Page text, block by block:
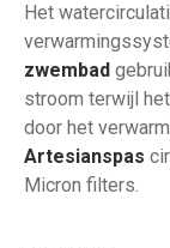
Het
zwembad
stroom terwijl
door het
Artesianspas
Micron filters.